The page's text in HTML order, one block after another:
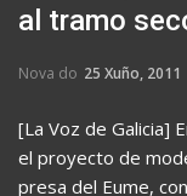
al tramo
Nova do 25 Xuño, 2011
[La Voz de Galicia]
el proyecto de
presa del Eume,